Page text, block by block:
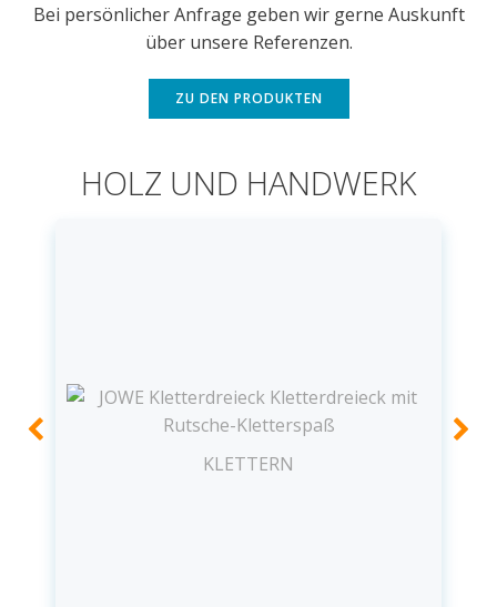
Bei persönlicher Anfrage geben wir gerne Auskunft
über unsere Referenzen.
ZU DEN PRODUKTEN
HOLZ UND HANDWERK
KLETTERN